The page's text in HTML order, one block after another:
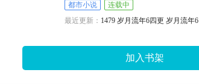
都市小说
连载中
最近更新： 1479 岁月流年6四更 岁月流年6
加入书架